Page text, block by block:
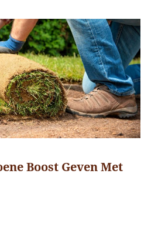
Boost Geven Met